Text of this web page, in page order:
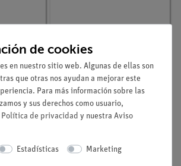
Curva característica de
un diodo de silicio
de cookies
en nuestro sitio web. Algunas de ellas son
que otras nos ayudan a mejorar este
Para más información sobre las
y sus derechos como usuario,
Política de privacidad y nuestra Aviso
Estadísticas Marketing